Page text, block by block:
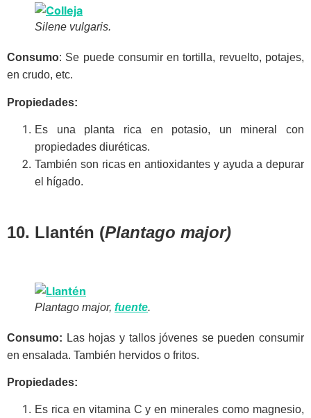
Silene vulgaris.
Consumo: Se puede consumir en tortilla, revuelto, potajes,
en crudo, etc.
Propiedades:
Es una planta rica en potasio, un mineral con
propiedades diuréticas.
También son ricas en antioxidantes y ayuda a depurar
el hígado.
10. Llantén (Plantago major)
Plantago major, fuente.
Consumo: Las hojas y tallos jóvenes se pueden consumir
en ensalada. También hervidos o fritos.
Propiedades:
Es rica en vitamina C y en minerales como magnesio,